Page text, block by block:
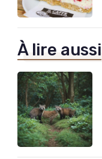
À lire aussi